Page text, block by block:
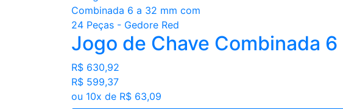
Jogo de Chave Combinada
R$ 630,92
R$ 599,37
ou 10x de R$ 63,09